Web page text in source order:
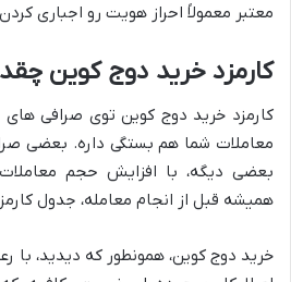
معتبر معمولاً احراز هویت رو اجباری
کارمزد خرید دوج کوین
کارمزد خرید دوج کوین توی صرافی
معاملات شما هم بستگی داره. بعضی
بعضی دیگه، با افزایش حجم
همیشه قبل از انجام معامله، جدول
خرید دوج کوین، همونطور که دیدید، با